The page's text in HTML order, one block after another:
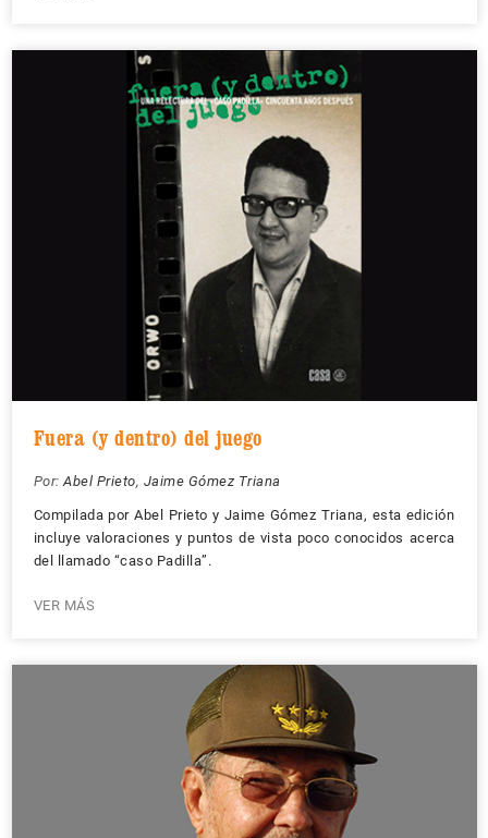
Fuera (y dentro) del juego
Por: Abel Prieto, Jaime Gómez Triana
Compilada por Abel Prieto y Jaime Gómez Triana, esta edición
incluye valoraciones y puntos de vista poco conocidos acerca
del llamado “caso Padilla”.
VER MÁS